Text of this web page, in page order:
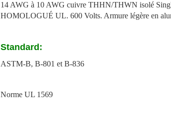
14 AWG à 10 AWG cuivre THHN/THWN isolé
HOMOLOGUÉ UL. 600 Volts. Armure légère en
Standard:
ASTM-B, B-801 et B-836
Norme UL 1569